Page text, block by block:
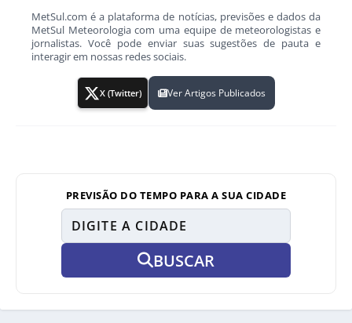
MetSul.com é a plataforma de notícias, previsões e dados da
MetSul Meteorologia com uma equipe de meteorologistas e
jornalistas. Você pode enviar suas sugestões de pauta e
interagir em nossas redes sociais.
X (Twitter) Ver Artigos Publicados
PREVISÃO DO TEMPO PARA A SUA CIDADE
BUSCAR